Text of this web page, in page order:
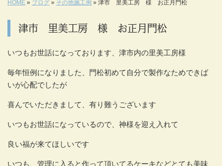
HOME » ブログ » その他施工例 » 津市 里美工房 様 お正月門松
津市 里美工房 様 お正月門松
いつもお世話になっております、津市内の里美工房様
毎年恒例になりました、門松初めて自分で製作なためできば
いが心配でしたが
喜んでいただきまして、有り難うございます
いつもお世話になっているので、神様を迎え入れて
良い福が来てほしいです
いつも、管理に入ると作って頂いてるケーキなどとても美味